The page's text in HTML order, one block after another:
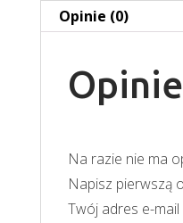
Opinie (0)
Opinie
Na razie nie ma
Napisz pierwszą
Twój adres e-